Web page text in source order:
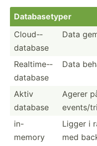
Databa­setyper
Cloud-­
dat­abase
Data
Realti­me-­
dat­abase
Data
Aktiv
database
Agerer
events­/
in-
memory
Ligger i
med